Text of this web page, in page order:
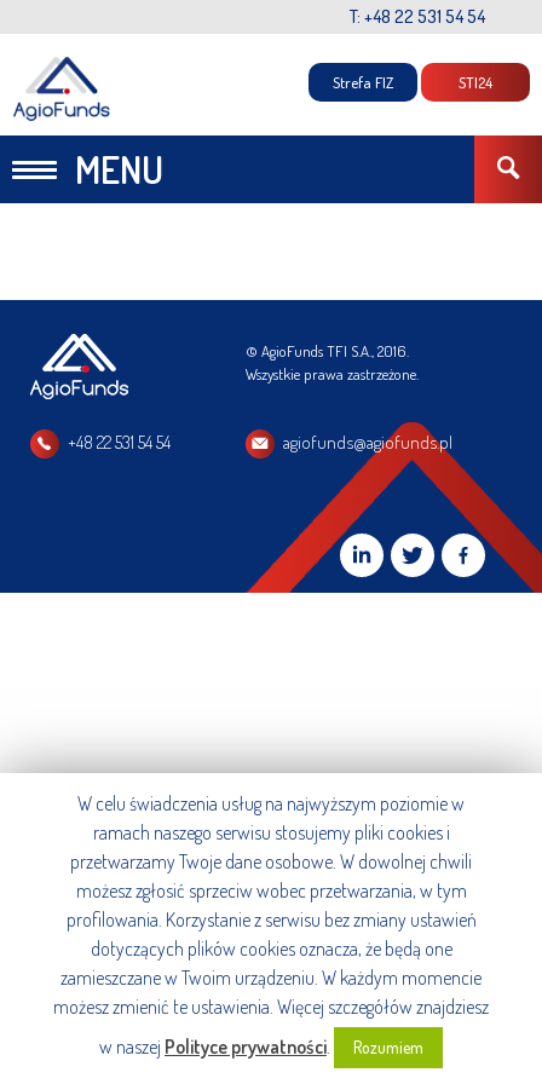
T: +48 22 531 54 54
MENU
Strefa FIZ STI24
© AgioFunds TFI S.A., 2016.
Wszystkie prawa zastrzeżone.
+48 22 531 54 54 agiofunds@agiofunds.pl
W celu świadczenia usług na najwyższym poziomie w
ramach naszego serwisu stosujemy pliki cookies i
przetwarzamy Twoje dane osobowe. W dowolnej chwili
możesz zgłosić sprzeciw wobec przetwarzania, w tym
profilowania. Korzystanie z serwisu bez zmiany ustawień
dotyczących plików cookies oznacza, że będą one
zamieszczane w Twoim urządzeniu. W każdym momencie
możesz zmienić te ustawienia. Więcej szczegółów znajdziesz
w naszej Polityce prywatności. Rozumiem